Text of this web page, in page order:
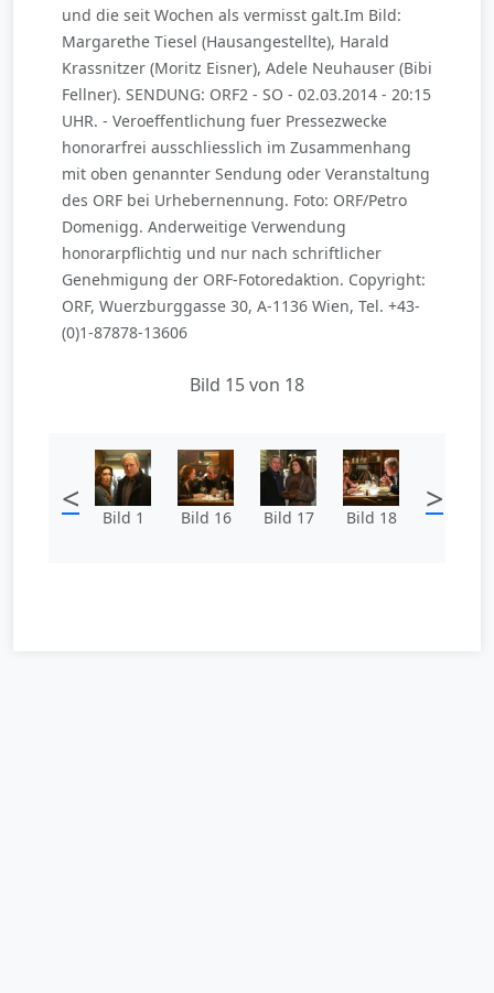
und die seit Wochen als vermisst galt.Im Bild:
Margarethe Tiesel (Hausangestellte), Harald
Krassnitzer (Moritz Eisner), Adele Neuhauser (Bibi
Fellner). SENDUNG: ORF2 - SO - 02.03.2014 - 20:15
UHR. - Veroeffentlichung fuer Pressezwecke
honorarfrei ausschliesslich im Zusammenhang
mit oben genannter Sendung oder Veranstaltung
des ORF bei Urhebernennung. Foto: ORF/Petro
Domenigg. Anderweitige Verwendung
honorarpflichtig und nur nach schriftlicher
Genehmigung der ORF-Fotoredaktion. Copyright:
ORF, Wuerzburggasse 30, A-1136 Wien, Tel. +43-
(0)1-87878-13606
Bild 15 von 18
< Bild 1 Bild 16 Bild 17 Bild 18 >